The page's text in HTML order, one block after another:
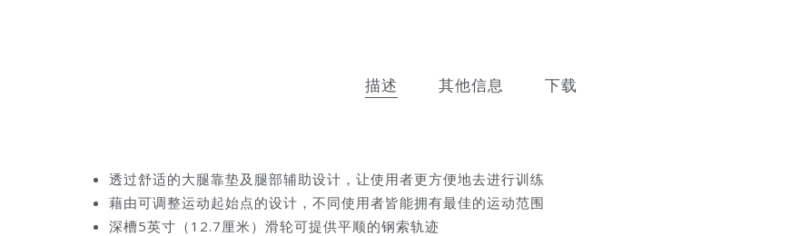
描述 其他信息 下载
透过舒适的大腿靠垫及腿部辅助设计，让使用者更方便地去进行训练
藉由可调整运动起始点的设计，不同使用者皆能拥有最佳的运动范围
深槽5英寸（12.7厘米）滑轮可提供平顺的钢索轨迹